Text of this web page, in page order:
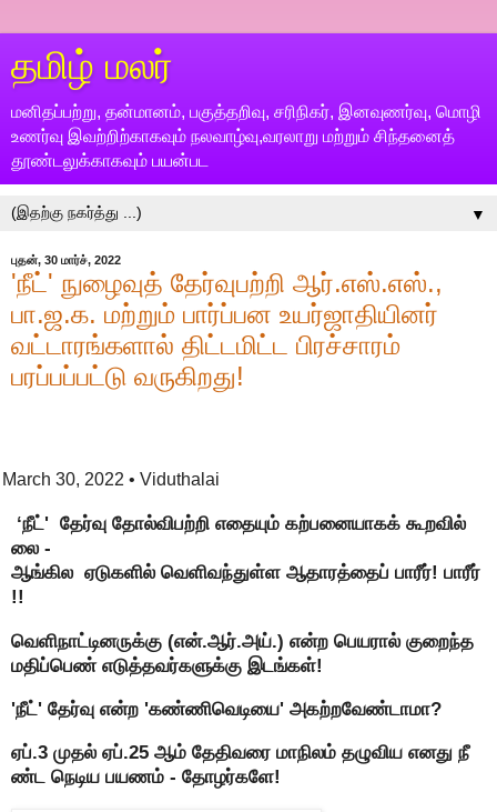
தமிழ் மலர்
மனிதப்பற்று, தன்மானம், பகுத்தறிவு, சரிநிகர், இனவுணர்வு, மொழி
உணர்வு இவற்றிற்காகவும் நலவாழ்வு,வரலாறு மற்றும் சிந்தனைத்
தூண்டலுக்காகவும் பயன்பட
▼
புதன், 30 மார்ச், 2022
'நீட்' நுழைவுத் தேர்வுபற்றி ஆர்.எஸ்.எஸ்.,
பா.ஜ.க. மற்றும் பார்ப்பன உயர்ஜாதியினர்
வட்டாரங்களால் திட்டமிட்ட பிரச்சாரம்
பரப்பப்பட்டு வருகிறது!
30, 2022• Viduthalai
‘நீட்' தேர்வு தோல்விபற்றி எதையும் கற்பனையாகக் கூறவில்
லை -
ஆங்கில ஏடுகளில் வெளிவந்துள்ள ஆதாரத்தைப் பாரீர்! பாரீர்
!!
வெளிநாட்டினருக்கு (என்.ஆர்.அய்.) என்ற பெயரால் குறைந்த
மதிப்பெண் எடுத்தவர்களுக்கு இடங்கள்!
'நீட்' தேர்வு என்ற 'கண்ணிவெடியை' அகற்றவேண்டாமா?
ஏப்.3 முதல் ஏப்.25 ஆம் தேதிவரை மாநிலம் தழுவிய எனது நீ
ண்ட நெடிய பயணம் - தோழர்களே!